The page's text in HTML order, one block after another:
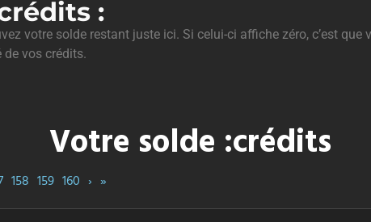
:
votre solde restant juste ici. Si celui-ci affiche zéro, c’est que
vos crédits.
Votre solde :crédits
158 159 160 › »